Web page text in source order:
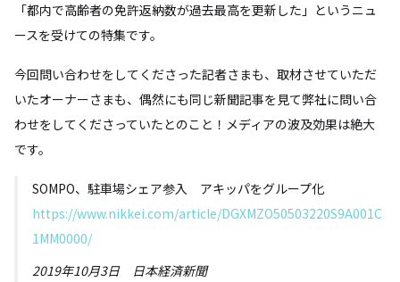
「都内で高齢者の免許返納数が過去最高を更新した」というニュ
ースを受けての特集です。
今回問い合わせをしてくださった記者さまも、取材させていただ
いたオーナーさまも、偶然にも同じ新聞記事を見て弊社に問い合
わせをしてくださっていたとのこと！メディアの波及効果は絶大
です。
SOMPO、駐車場シェア参入 アキッパをグループ化
https://www.nikkei.com/article/DGXMZO50503220S9A001C
1MM0000/
2019年10月3日 日本経済新聞